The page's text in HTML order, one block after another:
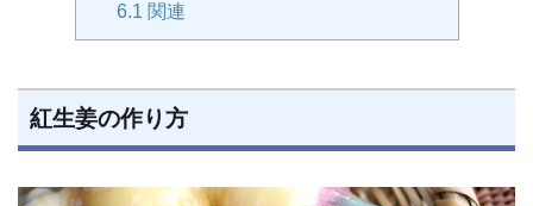
6.1 関連
紅生姜の作り方